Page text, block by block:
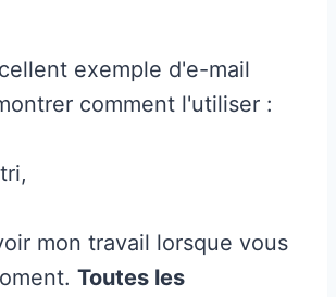
exemple d'e-mail
comment l'utiliser :
mon travail lorsque vous
Toutes les